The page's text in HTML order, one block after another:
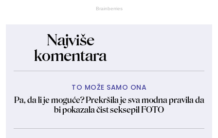
Brainberries
Najviše
komentara
TO MOŽE SAMO ONA
Pa, da li je moguće? Prekršila je sva modna pravila da
bi pokazala čist seksepil FOTO